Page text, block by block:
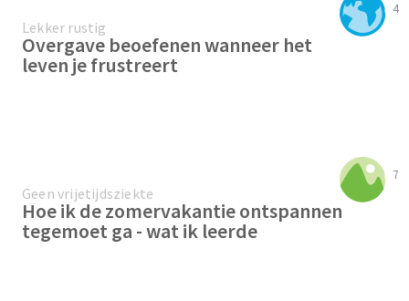
4
Lekker rustig
Overgave beoefenen wanneer het
leven je frustreert
7
Geen vrijetijdsziekte
Hoe ik de zomervakantie ontspannen
tegemoet ga - wat ik leerde